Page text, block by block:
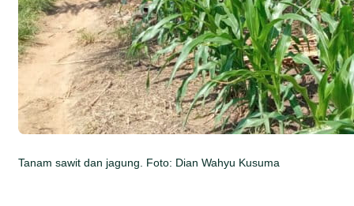
Tanam sawit dan jagung. Foto: Dian Wahyu Kusuma